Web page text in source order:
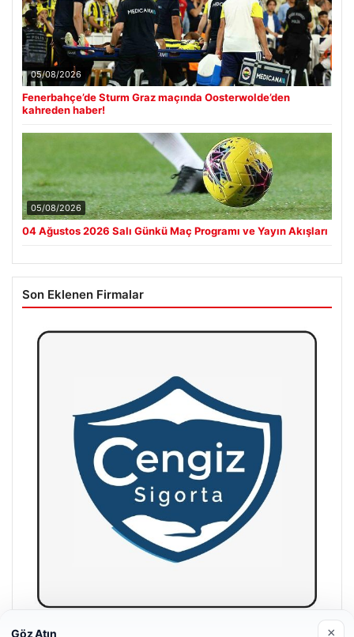
05/08/2026
Fenerbahçe’de Sturm Graz maçında Oosterwolde’den
kahreden haber!
05/08/2026
04 Ağustos 2026 Salı Günkü Maç Programı ve Yayın Akışları
Son Eklenen Firmalar
Göz Atın ×